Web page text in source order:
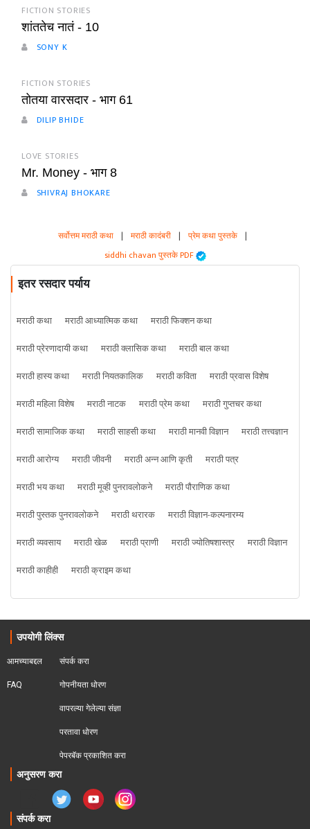
FICTION STORIES
शांततेच नातं - 10
SONY K
FICTION STORIES
तोतया वारसदार - भाग 61
DILIP BHIDE
LOVE STORIES
Mr. Money - भाग 8
SHIVRAJ BHOKARE
सर्वोत्तम मराठी कथा | मराठी कादंबरी | प्रेम कथा पुस्तके |
siddhi chavan पुस्तके PDF
इतर रसदार पर्याय
मराठी कथा मराठी आध्यात्मिक कथा
मराठी फिक्शन कथा
मराठी प्रेरणादायी कथा
मराठी क्लासिक कथा
मराठी बाल कथा
मराठी हास्य कथा
मराठी नियतकालिक मराठी कविता
मराठी प्रवास विशेष
मराठी महिला विशेष
मराठी नाटक मराठी प्रेम कथा
मराठी गुप्तचर कथा
मराठी सामाजिक कथा
मराठी साहसी कथा मराठी मानवी विज्ञान
मराठी तत्त्वज्ञान
मराठी आरोग्य
मराठी जीवनी मराठी अन्न आणि कृती
मराठी पत्र
मराठी भय कथा
मराठी मूव्ही पुनरावलोकने
मराठी पौराणिक कथा
मराठी पुस्तक पुनरावलोकने
मराठी थरारक
मराठी विज्ञान-कल्पनारम्य
मराठी व्यवसाय
मराठी खेळ मराठी प्राणी मराठी ज्योतिषशास्त्र
मराठी विज्ञान
मराठी काहीही
मराठी क्राइम कथा
उपयोगी लिंक्स
आमच्याबद्दल
FAQ
संपर्क करा
गोपनीयता धोरण
वापरल्या गेलेल्या संज्ञा
परतावा धोरण
पेपरबॅक प्रकाशित करा
अनुसरण करा
संपर्क करा